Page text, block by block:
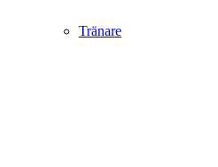
Tränare